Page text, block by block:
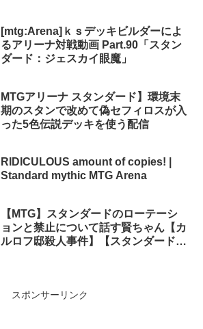
[mtg:Arena]ｋｓデッキビルダーによ
るアリーナ対戦動画 Part.90「スタン
ダード：ジェスカイ眼魔」
MTGアリーナ スタンダード】環境末
期のスタンで改めて偽セフィロスが入
った5色伝説デッキを使う配信
RIDICULOUS amount of copies! |
Standard mythic MTG Arena
【MTG】スタンダードのローテーシ
ョンと禁止について話す賢ちゃん【カ
ルロフ邸殺人事件】【スタンダード】
スポンサーリンク